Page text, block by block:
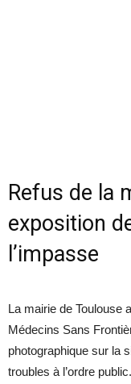
Refus de la
exposition
l’impasse
La mairie de Toulouse
Médecins Sans
photographique sur la
troubles à l’ordre